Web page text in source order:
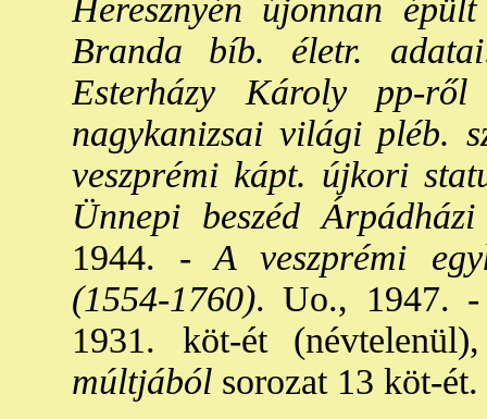
Heresznyén újonnan
Branda bíb. életr. adatai
Esterházy Károly pp-ről
nagykanizsai világi pléb.
veszprémi kápt. újkori
Ünnepi beszéd
1944. - A veszprémi
(1554-1760). Uo., 1947. -
1931. köt-ét
múltjából sorozat 13 köt-